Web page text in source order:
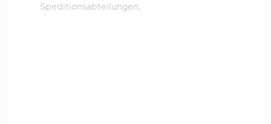
Speditionsabteilungen.